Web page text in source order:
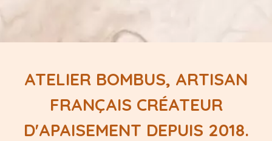
ATELIER BOMBUS, ARTISAN
FRANÇAIS CRÉATEUR
D'APAISEMENT DEPUIS 2018.